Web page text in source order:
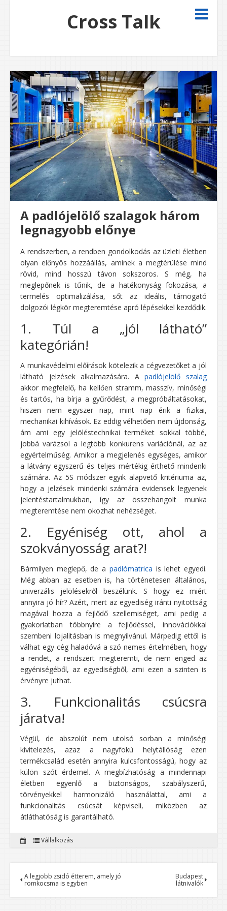
Cross Talk
A padlójelölő szalagok három
legnagyobb előnye
A rendszerben, a rendben gondolkodás az üzleti életben
olyan előnyös hozzáállás, aminek a megtérülése mind
rövid, mind hosszú távon sokszoros. S még, ha
meglepőnek is tűnik, de a hatékonyság fokozása, a
termelés optimalizálása, sőt az ideális, támogató
dolgozói légkör megteremtése apró lépésekkel kezdődik.
1. Túl a „jól látható”
kategórián!
A munkavédelmi előírások kötelezik a cégvezetőket a jól
látható jelzések alkalmazására. Apadlójelölő szalag
akkor megfelelő, ha kellően stramm, masszív, minőségi
és tartós, ha bírja a gyűrődést, a megpróbáltatásokat,
hiszen nem egyszer nap, mint nap érik a fizikai,
mechanikai kihívások. Ez eddig vélhetően nem újdonság,
ám ami egy jelöléstechnikai terméket sokkal többé,
jobbá varázsol a legtöbb konkurens variációnál, az az
egyértelműség. Amikor a megjelenés egységes, amikor
a látvány egyszerű és teljes mértékig érthető mindenki
számára. Az 5S módszer egyik alapvető kritériuma az,
hogy a jelzések mindenki számára evidensek legyenek
jelentéstartalmukban, így az összehangolt munka
megteremtése nem okozhat nehézséget.
2. Egyéniség ott, ahol a
szokványosság arat?!
Bármilyen meglepő, de a padlómatrica is lehet egyedi.
Még abban az esetben is, ha történetesen általános,
univerzális jelölésekről beszélünk. S hogy ez miért
annyira jó hír? Azért, mert az egyediség iránti nyitottság
magával hozza a fejlődő szellemiséget, ami pedig a
gyakorlatban többnyire a fejlődéssel, innovációkkal
szembeni lojalitásban is megnyilvánul. Márpedig ettől is
válhat egy cég haladóvá a szó nemes értelmében, hogy
a rendet, a rendszert megteremti, de nem enged az
egyéniségéből, az egyediségből, ami ezen a szinten is
érvényre juthat.
3. Funkcionalitás csúcsra
járatva!
Végül, de abszolút nem utolsó sorban a minőségi
kivitelezés, azaz a nagyfokú helytállóság ezen
termékcsalád esetén annyira kulcsfontosságú, hogy az
külön szót érdemel. A megbízhatóság a mindennapi
életben egyenlő a biztonságos, szabályszerű,
törvényekkel harmonizáló használattal, ami a
funkcionalitás csúcsát képviseli, miközben az
átláthatóság is garantálható.
Vállalkozás
A legjobb zsidó étterem, amely jó
romkocsma is egyben
Budapest
látnivalók